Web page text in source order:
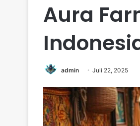
Aura
admin Juli 22, 2025